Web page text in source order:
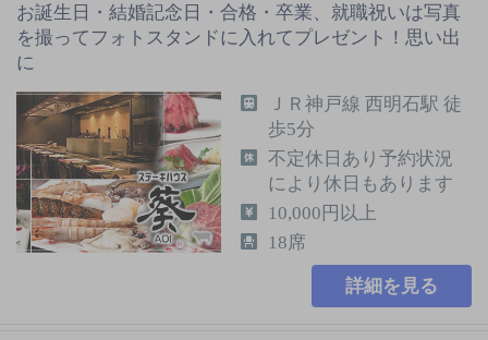
お誕生日・結婚記念日・合格・卒業、就職祝いは写真
を撮ってフォトスタンドに入れてプレゼント！思い出
に
ＪＲ神戸線 西明石駅 徒
歩5分
不定休日あり予約状況
により休日もあります
10,000円以上
18席
詳細を見る